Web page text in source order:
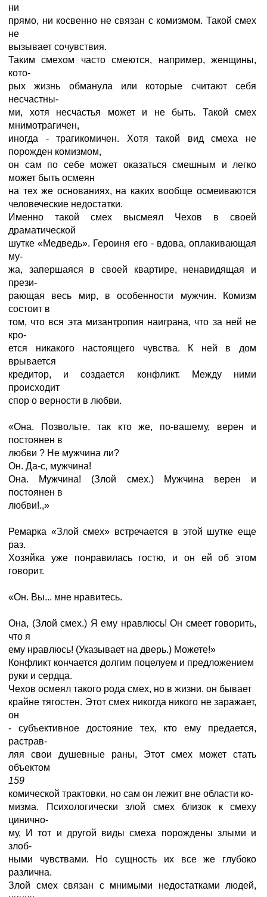
ни
прямо, ни косвенно не связан с комизмом. Такой смех
не
вызывает сочувствия.
Таким смехом часто смеются, например, женщины,
кото-
рых жизнь обманула или которые считают себя
несчастны-
ми, хотя несчастья может и не быть. Такой смех
мнимотрагичен,
иногда - трагикомичен. Хотя такой вид смеха не
порожден комизмом,
он сам по себе может оказаться смешным и легко
может быть осмеян
на тех же основаниях, на каких вообще осмеиваются
человеческие недостатки.
Именно такой смех высмеял Чехов в своей
драматической
шутке «Медведь». Героиня его - вдова, оплакивающая
му-
жа, запершаяся в своей квартире, ненавидящая и
прези-
рающая весь мир, в особенности мужчин. Комизм
состоит в
том, что вся эта мизантропия наиграна, что за ней не
кро-
ется никакого настоящего чувства. К ней в дом
врывается
кредитор, и создается конфликт. Между ними
происходит
спор о верности в любви.
«Она. Позвольте, так кто же, по-вашему, верен и
постоянен в
любви ? Не мужчина ли?
Он. Да-с, мужчина!
Она. Мужчина! (Злой смех.) Мужчина верен и
постоянен в
любви!.,»
Ремарка «Злой смех» встречается в этой шутке еще
раз.
Хозяйка уже понравилась гостю, и он ей об этом
говорит.
«Он. Вы... мне нравитесь.
Она, (Злой смех.) Я ему нравлюсь! Он смеет говорить,
что я
ему нравлюсь! (Указывает на дверь.) Можете!»
Конфликт кончается долгим поцелуем и предложением
руки и сердца.
Чехов осмеял такого рода смех, но в жизни. он бывает
крайне тягостен. Этот смех никогда никого не заражает,
он
- субъективное достояние тех, кто ему предается,
растрав-
ляя свои душевные раны, Этот смех может стать
объектом
159
комической трактовки, но сам он лежит вне области ко-
мизма. Психологически злой смех близок к смеху
цинично-
му, И тот и другой виды смеха порождены злыми и
злоб-
ными чувствами. Но сущность их все же глубоко
различна.
Злой смех связан с мнимыми недостатками людей,